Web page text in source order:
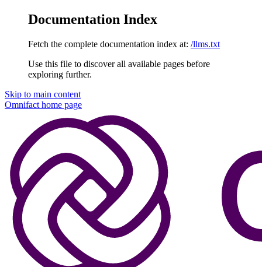
Documentation Index
Fetch the complete documentation index at: /llms.txt
Use this file to discover all available pages before
exploring further.
Skip to main content
Omnifact home page